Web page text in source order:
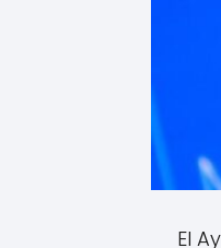
El